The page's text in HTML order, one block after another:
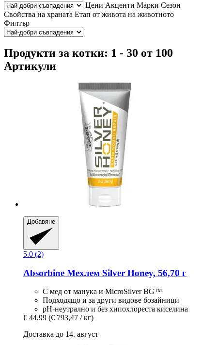
Цени Акценти Марки Сезон
Свойства на храната Етап от живота на животното
Филтър
Продукти за котки: 1 - 30 от 100
Артикули
Добавяне
5.0 (2)
Absorbine Мехлем Silver Honey, 56,70 г
С мед от манука и MicroSilver BG™
Подходящо и за други видове бозайници
pH-неутрално и без хипохлореста киселина
€ 44,99 (€ 793,47 / кг)
Доставка до 14. август